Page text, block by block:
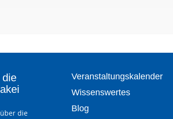
die
die
Veranstaltungskalender
Wissenswertes
Blog